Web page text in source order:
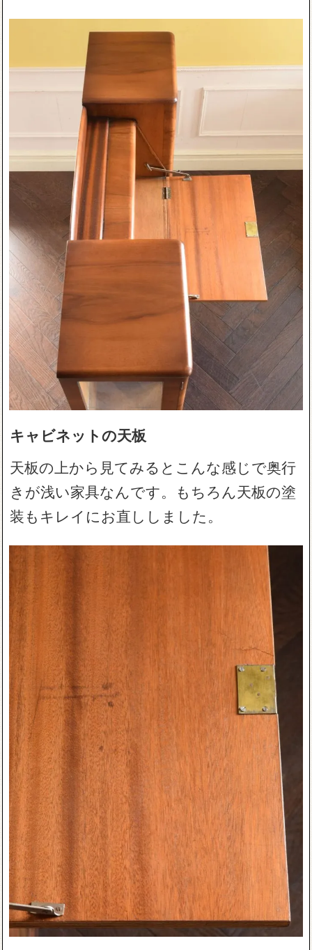
キャビネットの天板
天板の上から見てみるとこんな感じで奥行
きが浅い家具なんです。もちろん天板の塗
装もキレイにお直ししました。